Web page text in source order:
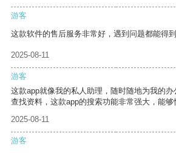
游客
这款软件的售后服务非常好，遇到问题都能得到
2025-08-11
游客
这款app就像我的私人助理，随时随地为我的
查找资料，这款app的搜索功能非常强大，能够
2025-08-11
游客